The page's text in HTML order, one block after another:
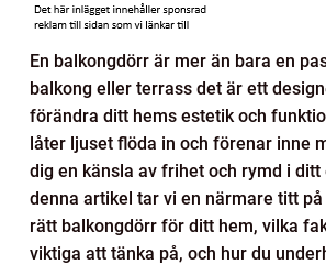
En balkongdörr är mer än bara en
balkong eller terrass det är ett
förändra ditt hems estetik och
låter ljuset flöda in och förenar inne
dig en känsla av frihet och rymd i ditt
denna artikel tar vi en närmare titt
rätt balkongdörr för ditt hem, vilka
viktiga att tänka på, och hur du